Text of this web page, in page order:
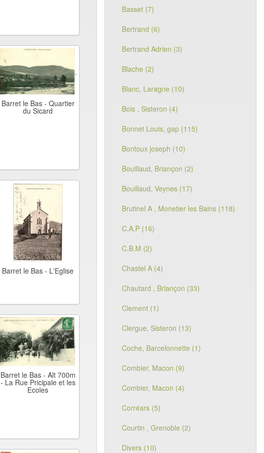
Barret le Bas - Quartier
du Sicard
Barret le Bas - L'Eglise
Barret le Bas - Alt 700m
- La Rue Pricipale et les
Ecoles
Basset (7)
Bertrand (6)
Bertrand Adrien (3)
Blache (2)
Blanc, Laragne (10)
Bois , Sisteron (4)
Bonnet Louis, gap (115)
Bontoux joseph (10)
Bouillaud, Briançon (2)
Bouillaud, Veynes (17)
Brutinel A , Monetier les Bains (118)
C.A.P (16)
C.B.M (2)
Chastel A (4)
Chautard , Briançon (33)
Clement (1)
Clergue, Sisteron (13)
Coche, Barcelonnette (1)
Combier, Macon (9)
Combier, Macon (4)
Corréars (5)
Courtin , Grenoble (2)
Divers (10)